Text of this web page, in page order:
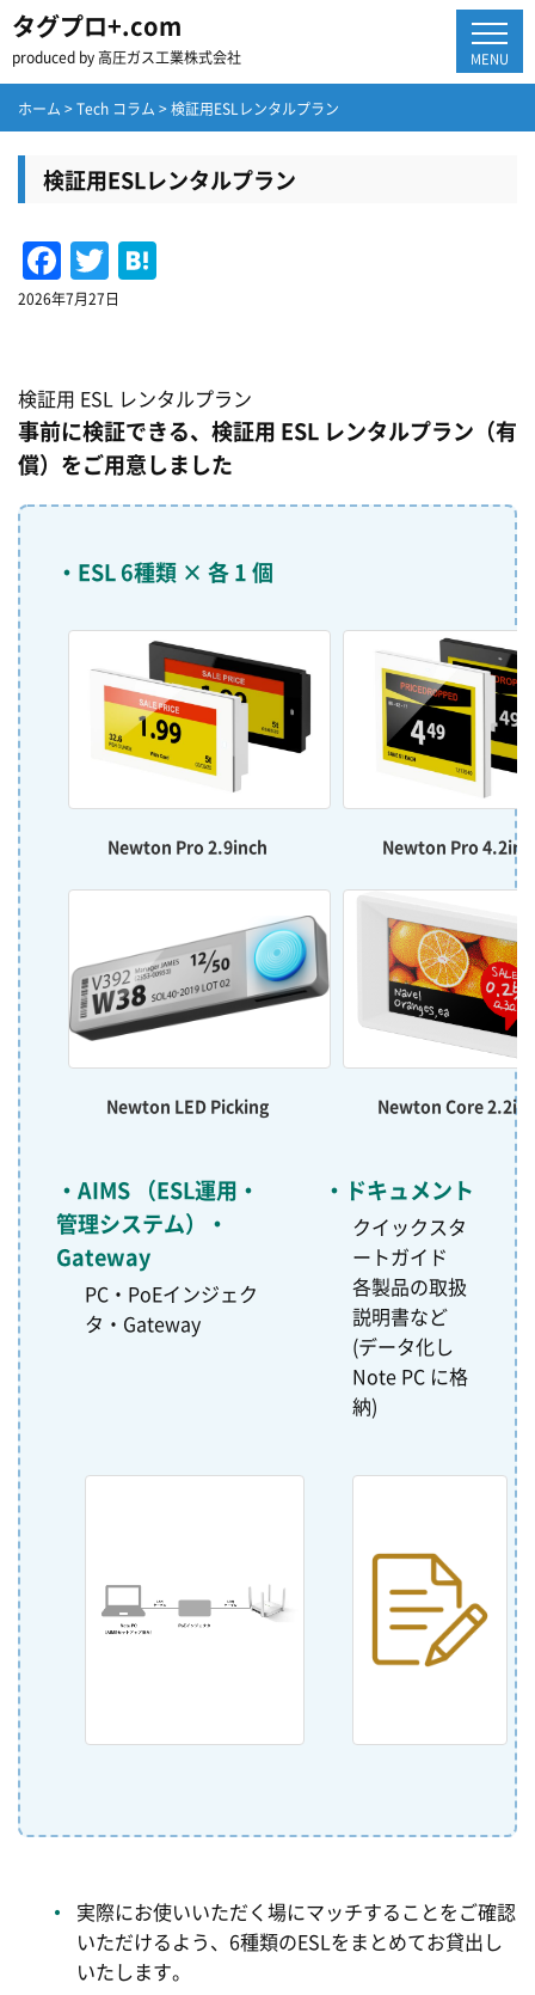
MENU
タグプロ+.com
produced by 高圧ガス工業株式会社
ホーム >Tech コラム >検証用ESLレンタルプラン
検証用ESLレンタルプラン
Facebook
Twitter
2026年7月27日
検証用 ESL レンタルプラン
事前に検証できる、検証用 ESL レンタルプラン（有
償）をご用意しました
ESL 6種類 × 各 1 個
Newton Pro 2.9inch Newton Pro
Newton LED Picking Newton Core
AIMS （ESL運用・
管理システム）・
Gateway
PC・PoEインジェク
タ・Gateway
ドキュメント
クイックスタ
ートガイド
各製品の取扱
説明書など
(データ化し
Note PC に格
納)
実際にお使いいただく場にマッチすることをご確認
いただけるよう、6種類のESLをまとめてお貸出し
いたします。